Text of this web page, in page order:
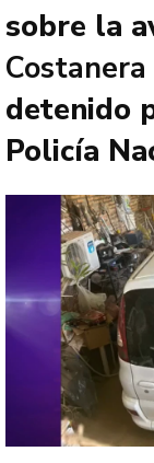
sobre la
detenido
Policía